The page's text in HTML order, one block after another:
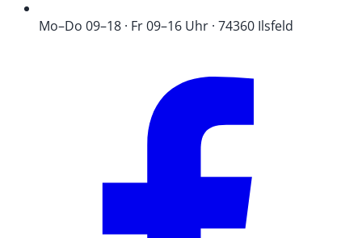
Mo–Do 09–18 · Fr 09–16 Uhr · 74360 Ilsfeld